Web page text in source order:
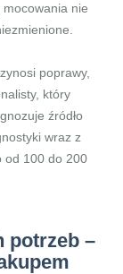
nie
poprawy,
który
źródło
wraz z
od 100 do 200
potrzeb –